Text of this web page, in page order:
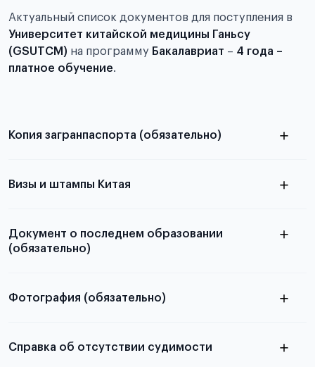
Актуальный список документов для поступления в
Университет китайской медицины Ганьсу
(GSUTCM) на программу Бакалавриат – 4 года –
платное обучение.
Копия загранпаспорта (обязательно)
паспорта
Визы и штампы Китая
Документ о последнем образовании
(обязательно)
абитуриентов, изложена в статье.
Фотография (обязательно)
Справка об отсутствии судимости